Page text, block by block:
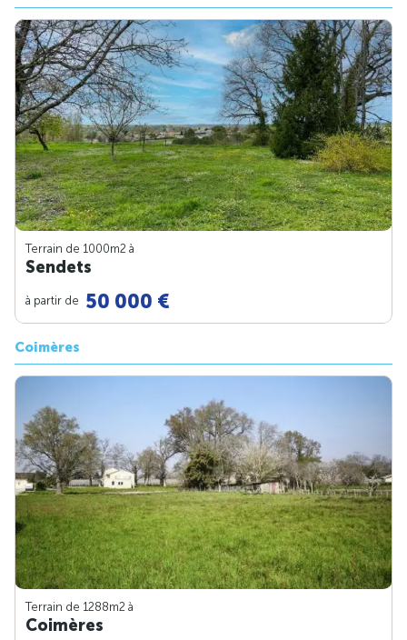
Terrain de 1000m2 à
Sendets
à partir de 50 000 €
Coimères
Terrain de 1288m2 à
Coimères